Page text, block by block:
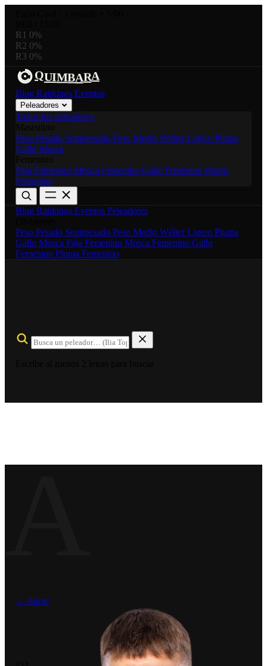
R1 0%
R2 0%
R3 0%
QUIMBARA
Blog Rankings Eventos
Peleadores
Todos los peleadores
Peso Pesado Semipesado Peso Medio WélterLigero Pluma
Gallo Mosca
Paja Femenino Mosca Femenino Gallo Femenino Pluma
Femenino
Blog Rankings Eventos Peleadores
Peso Pesado Semipesado Peso Medio WélterLigero Pluma
Gallo Mosca Paja Femenino Mosca Femenino Gallo
Femenino Pluma Femenino
← Inicio